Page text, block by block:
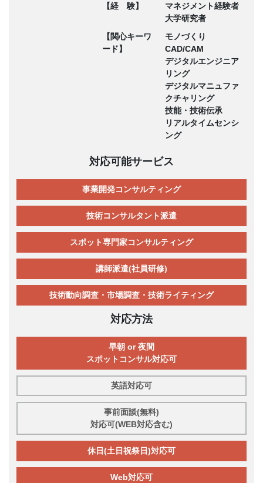
【経 験】
マネジメント経験者
大学研究者
【関心キーワ
ード】
モノづくり
CAD/CAM
デジタルエンジニア
リング
デジタルマニュファ
クチャリング
技能・技術伝承
リアルタイムセンシ
ング
対応可能サービス
事業開発コンサルティング
技術コンサルタント派遣
スポット専門家コンサルティング
講師派遣(社員研修)
技術動向調査・市場調査・技術ライティング
対応方法
早朝 or 夜間
スポットコンサル対応可
英語対応可
事前面談(無料)
対応可(WEB対応含む)
休日(土日祝祭日)対応可
Web対応可